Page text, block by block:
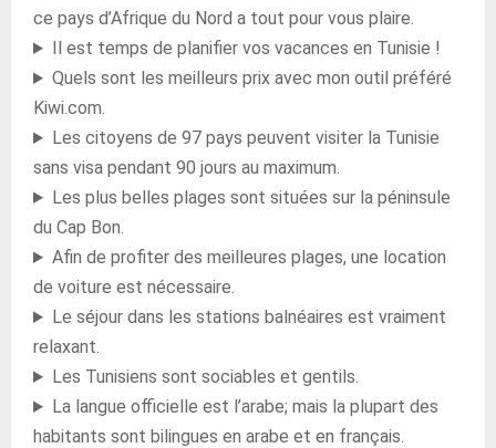
ce pays d’Afrique du Nord a tout pour vous plaire.
Il est temps de planifier vos vacances en Tunisie !
Quels sont les meilleurs prix avec mon outil préféré
Kiwi.com.
Les citoyens de 97 pays peuvent visiter la Tunisie
sans visa pendant 90 jours au maximum.
Les plus belles plages sont situées sur la péninsule
du Cap Bon.
Afin de profiter des meilleures plages, une location
de voiture est nécessaire.
Le séjour dans les stations balnéaires est vraiment
relaxant.
Les Tunisiens sont sociables et gentils.
La langue officielle est l’arabe; mais la plupart des
habitants sont bilingues en arabe et en français.